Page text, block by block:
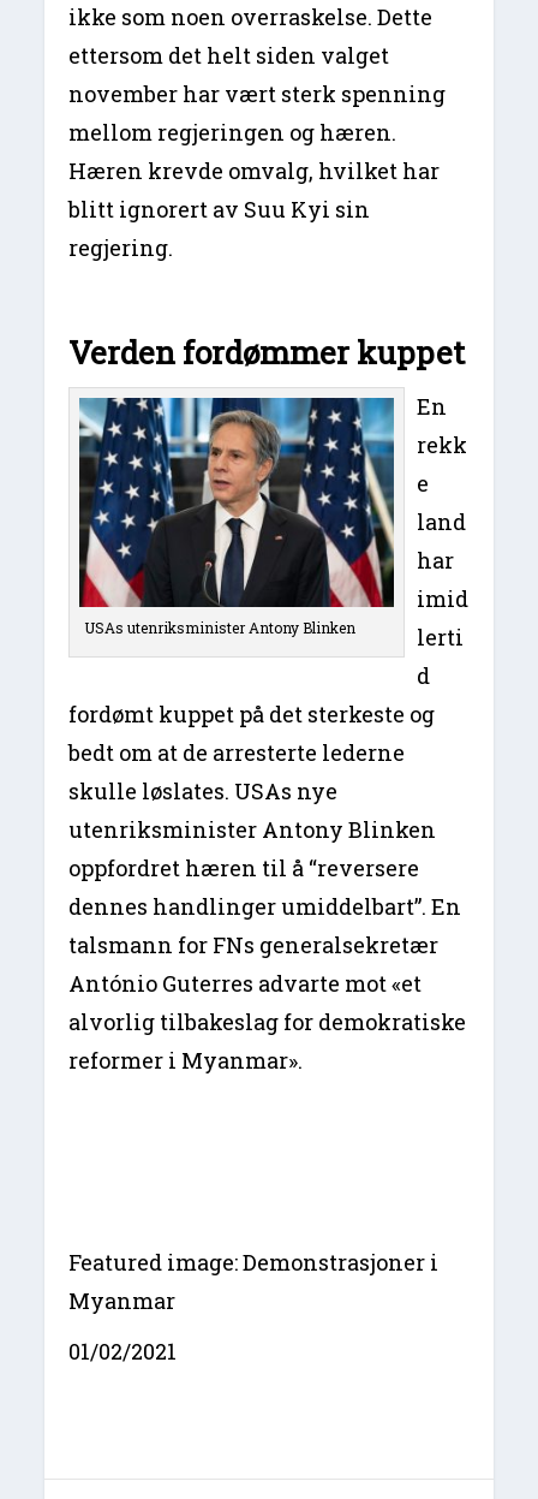
ikke som noen overraskelse. Dette
ettersom det helt siden valget
november har vært sterk spenning
mellom regjeringen og hæren.
Hæren krevde omvalg, hvilket har
blitt ignorert av Suu Kyi sin
regjering.
Verden fordømmer kuppet
USAs utenriksminister Antony Blinken
En
rekk
e
land
har
imid
lerti
d
fordømt kuppet på det sterkeste og
bedt om at de arresterte lederne
skulle løslates. USAs nye
utenriksminister Antony Blinken
oppfordret hæren til å “reversere
dennes handlinger umiddelbart”. En
talsmann for FNs generalsekretær
António Guterres advarte mot «et
alvorlig tilbakeslag for demokratiske
reformer i Myanmar».
Featured image: Demonstrasjoner i
Myanmar
01/02/2021